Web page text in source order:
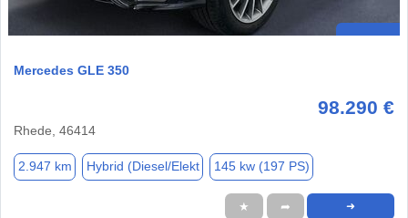
Mercedes GLE 350
98.290 €
Rhede, 46414
2.947 km Hybrid (Diesel/Elekt 145 kw (197 PS)
★ ➦ ➜